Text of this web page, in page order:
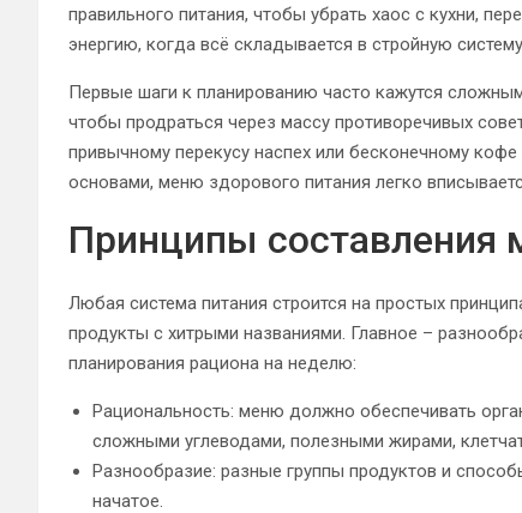
правильного питания, чтобы убрать хаос с кухни,
энергию, когда всё складывается в стройную
Первые шаги к планированию часто кажутся
чтобы продраться через массу противоречивых
привычному перекусу наспех или бесконечному
основами, меню здорового питания легко
Принципы составления
Любая система питания строится на простых
продукты с хитрыми названиями. Главное –
планирования рациона на неделю:
Рациональность: меню должно обеспечивать
сложными углеводами, полезными жирами,
Разнообразие: разные группы продуктов и
начатое.